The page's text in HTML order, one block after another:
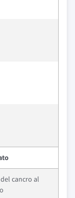
cancro al